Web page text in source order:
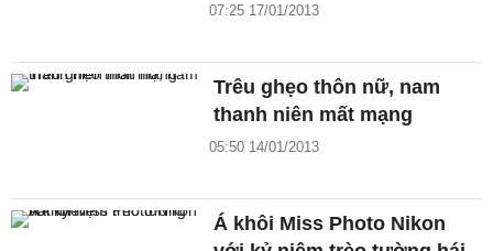
07:25 17/01/2013
Trêu ghẹo thôn nữ, nam
thanh niên mất mạng
05:50 14/01/2013
Á khôi Miss Photo Nikon